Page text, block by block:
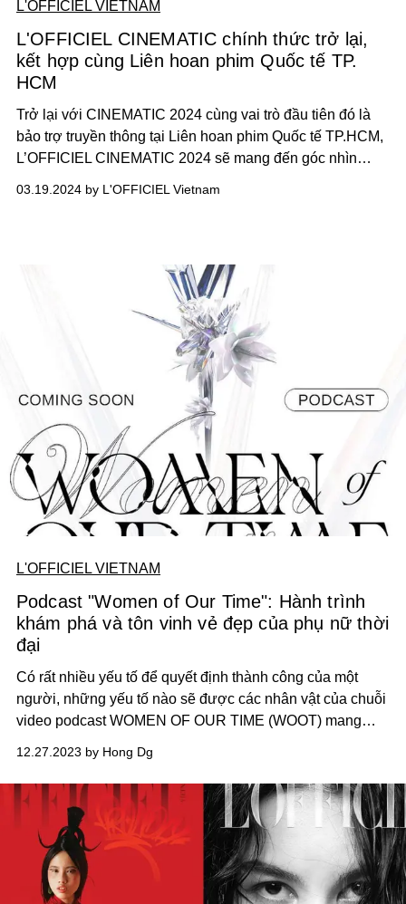
L'OFFICIEL VIETNAM
L'OFFICIEL CINEMATIC chính thức trở lại,
kết hợp cùng Liên hoan phim Quốc tế TP.
HCM
Trở lại với CINEMATIC 2024 cùng vai trò đầu tiên đó là
bảo trợ truyền thông tại Liên hoan phim Quốc tế TP.HCM,
L’OFFICIEL CINEMATIC 2024 sẽ mang đến góc nhìn
dress code cho buổi khai mạc và bế mạc của sự kiện điện
03.19.2024 by L'OFFICIEL Vietnam
L'OFFICIEL VIETNAM
Podcast "Women of Our Time": Hành trình
khám phá và tôn vinh vẻ đẹp của phụ nữ thời
đại
Có rất nhiều yếu tố để quyết định thành công của một
người, những yếu tố nào sẽ được các nhân vật của chuỗi
video podcast WOMEN OF OUR TIME (WOOT) mang
câu chuyện chưa từng kể của các nhân vật nữ về hành
trình tìm kiếm định nghĩa thành công và xây dựng thương
hiệu cá nhân.
12.27.2023 by Hong Dg